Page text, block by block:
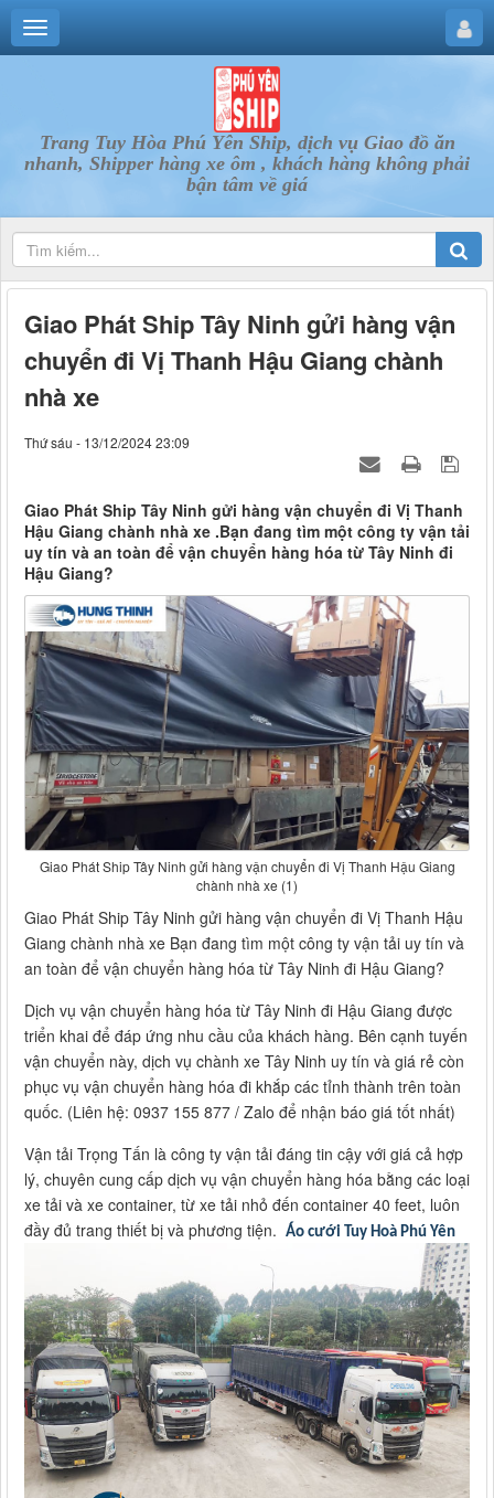
Trang Tuy Hòa Phú Yên Ship, dịch vụ Giao đồ ăn
nhanh, Shipper hàng xe ôm , khách hàng không phải
bận tâm về giá
Giao Phát Ship Tây Ninh gửi hàng vận
chuyển đi Vị Thanh Hậu Giang chành
nhà xe
Thứ sáu - 13/12/2024 23:09
Giao Phát Ship Tây Ninh gửi hàng vận chuyển đi Vị Thanh
Hậu Giang chành nhà xe .Bạn đang tìm một công ty vận tải
uy tín và an toàn để vận chuyển hàng hóa từ Tây Ninh đi
Hậu Giang?
Giao Phát Ship Tây Ninh gửi hàng vận chuyển đi Vị Thanh Hậu Giang
chành nhà xe (1)
Giao Phát Ship Tây Ninh gửi hàng vận chuyển đi Vị Thanh Hậu
Giang chành nhà xe Bạn đang tìm một công ty vận tải uy tín và
an toàn để vận chuyển hàng hóa từ Tây Ninh đi Hậu Giang?
Dịch vụ vận chuyển hàng hóa từ Tây Ninh đi Hậu Giang được
triển khai để đáp ứng nhu cầu của khách hàng. Bên cạnh tuyến
vận chuyển này, dịch vụ chành xe Tây Ninh uy tín và giá rẻ còn
phục vụ vận chuyển hàng hóa đi khắp các tỉnh thành trên toàn
quốc. (Liên hệ: 0937 155 877 / Zalo để nhận báo giá tốt nhất)
Vận tải Trọng Tấn là công ty vận tải đáng tin cậy với giá cả hợp
lý, chuyên cung cấp dịch vụ vận chuyển hàng hóa bằng các loại
xe tải và xe container, từ xe tải nhỏ đến container 40 feet, luôn
đầy đủ trang thiết bị và phương tiện. Áo cưới Tuy Hoà Phú Yên